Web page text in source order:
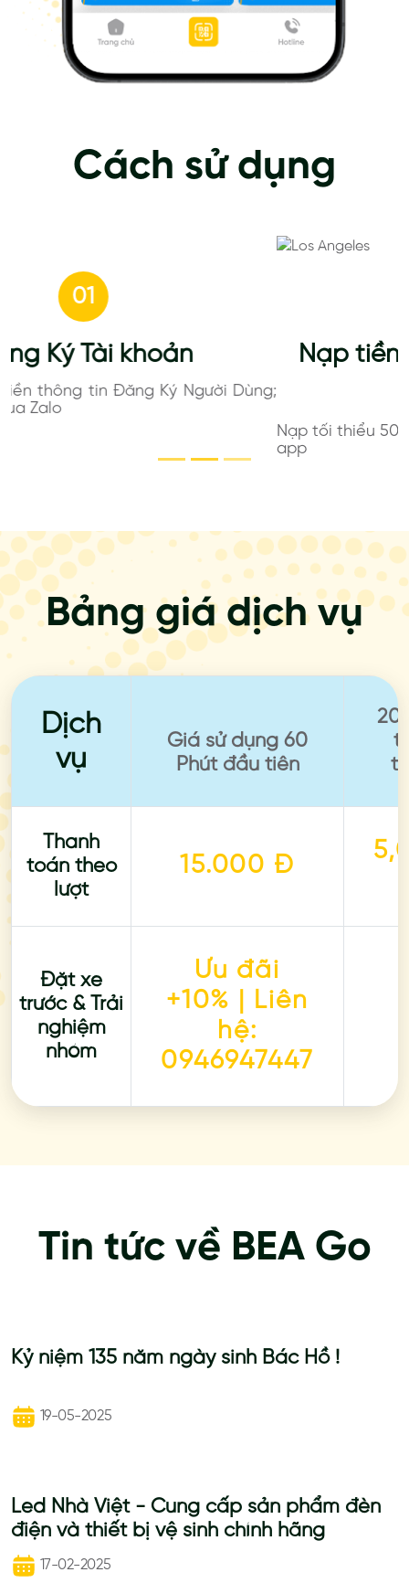
Cách sử dụng
Nạp tiền qua Ví Điện tử ZALO
Pay
Nạp tối thiểu 50,000VND qua ví điện tử có sẵn trên
Bảng giá dịch vụ
Dịch
vụ
Giá sử dụng 60
Phút đầu tiên
20
Thanh
toán theo
lượt
15.000 Đ
Đặt xe
trước & Trải
nghiệm
nhóm
Ưu đãi
+10% | Liên
hệ:
0946947447
Tin tức về BEA Go
Kỷ niệm 135 năm ngày sinh Bác Hồ !
19-05-2025
Led Nhà Việt - Cung cấp sản phẩm đèn
điện và thiết bị vệ sinh chính hãng
17-02-2025